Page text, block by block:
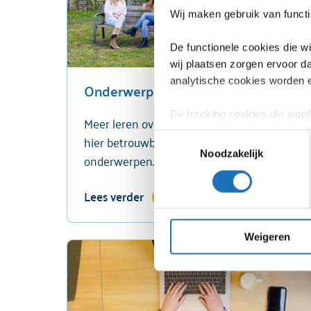
Wij maken gebruik van
De functionele cookies die
wij plaatsen zorgen ervoor
analytische cookies worden
De tracking cookies die
interesses op te bouwen,
gebruikt voor het afspelen
accountinformatie) met 6
Je kunt je toestemming
Een uitgebreide uitleg over
Noodzakelijk
Weigeren
Onderwerpen
Meer leren over mentale gezondheid? Lees
hier betrouwbare informatie over allerlei
onderwerpen.
Lees verder